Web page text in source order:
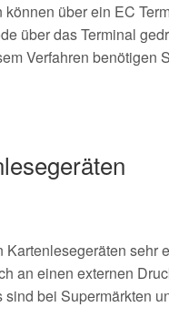
über ein EC
über das Terminal
Verfahren
an einen externen
bei Supermärkten